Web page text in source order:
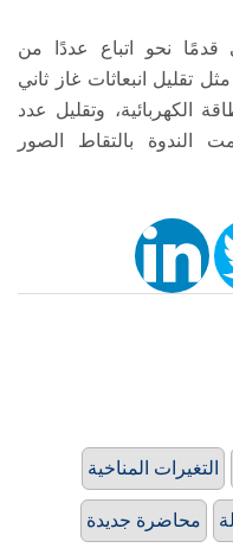
نحو اتباع عددًا من
تقليل انبعاثات غاز ثاني
الكهربائية، وتقليل عدد
الندوة بالتقاط الصور
التغيرات المناخية
محاضرة جديدة